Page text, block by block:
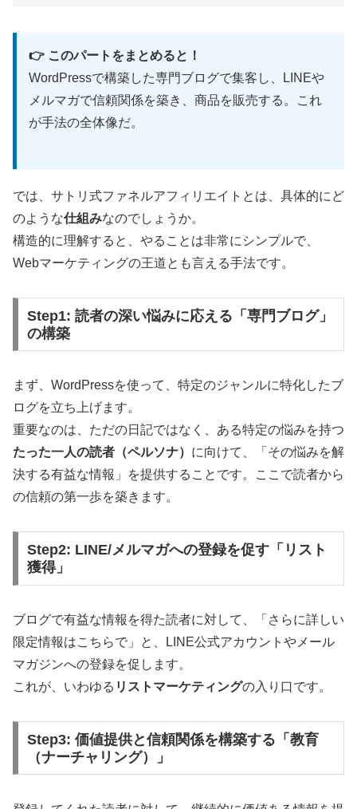
👉 このパートをまとめると！
WordPressで構築した専門ブログで集客し、LINEや
メルマガで信頼関係を築き、商品を販売する。これ
が手法の全体像だ。
では、サトリ式ファネルアフィリエイトとは、具体的にど
のような仕組みなのでしょうか。
構造的に理解すると、やることは非常にシンプルで、
Webマーケティングの王道とも言える手法です。
Step1: 読者の深い悩みに応える「専門ブログ」
の構築
まず、WordPressを使って、特定のジャンルに特化したブ
ログを立ち上げます。
重要なのは、ただの日記ではなく、ある特定の悩みを持つ
たった一人の読者（ペルソナ） に向けて、「その悩みを解
決する有益な情報」を提供することです。ここで読者から
の信頼の第一歩を築きます。
Step2: LINE/メルマガへの登録を促す「リスト
獲得」
ブログで有益な情報を得た読者に対して、「さらに詳しい
限定情報はこちらで」と、LINE公式アカウントやメール
マガジンへの登録を促します。
これが、いわゆる リストマーケティングの入り口です。
Step3: 価値提供と信頼関係を構築する「教育
（ナーチャリング）」